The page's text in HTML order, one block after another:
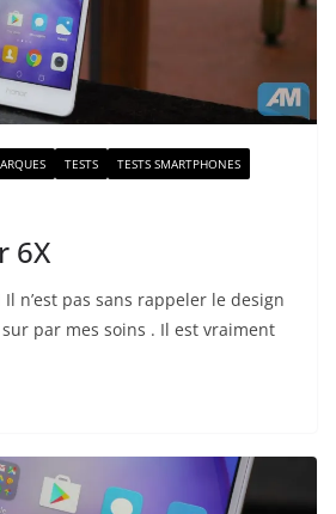
TESTS TESTS SMARTPHONES
6X
Il n’est pas sans rappeler le design
par mes soins . Il est vraiment